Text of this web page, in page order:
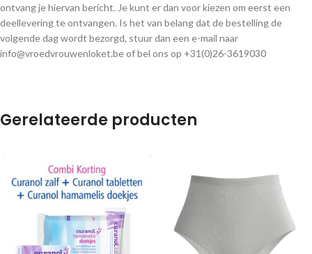
ontvang je hiervan bericht. Je kunt er dan voor kiezen om eerst een
deellevering te ontvangen. Is het van belang dat de bestelling de
volgende dag wordt bezorgd, stuur dan een e-mail naar
info@vroedvrouwenloket.be of bel ons op +31(0)26-3619030
Gerelateerde producten